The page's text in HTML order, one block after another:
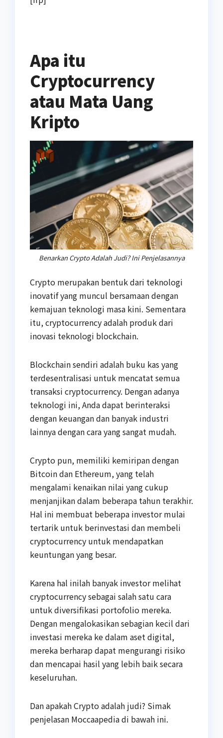
Apa itu
Cryptocurrency
atau Mata Uang
Kripto
Benarkan Crypto Adalah Judi? Ini Penjelasannya
Crypto merupakan bentuk dari teknologi
inovatif yang muncul bersamaan dengan
kemajuan teknologi masa kini. Sementara
itu, cryptocurrency adalah produk dari
inovasi teknologi blockchain.
Blockchain sendiri adalah buku kas yang
terdesentralisasi untuk mencatat semua
transaksi cryptocurrency. Dengan adanya
teknologi ini, Anda dapat berinteraksi
dengan keuangan dan banyak industri
lainnya dengan cara yang sangat mudah.
Crypto pun, memiliki kemiripan dengan
Bitcoin dan Ethereum, yang telah
mengalami kenaikan nilai yang cukup
menjanjikan dalam beberapa tahun terakhir.
Hal ini membuat beberapa investor mulai
tertarik untuk berinvestasi dan membeli
cryptocurrency untuk mendapatkan
keuntungan yang besar.
Karena hal inilah banyak investor melihat
cryptocurrency sebagai salah satu cara
untuk diversifikasi portofolio mereka.
Dengan mengalokasikan sebagian kecil dari
investasi mereka ke dalam aset digital,
mereka berharap dapat mengurangi risiko
dan mencapai hasil yang lebih baik secara
keseluruhan.
Dan apakah Crypto adalah judi? Simak
penjelasan Moccaapedia di bawah ini.